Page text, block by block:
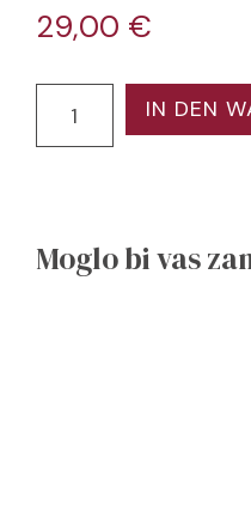
29,00 €
IN DEN
Moglo bi vas